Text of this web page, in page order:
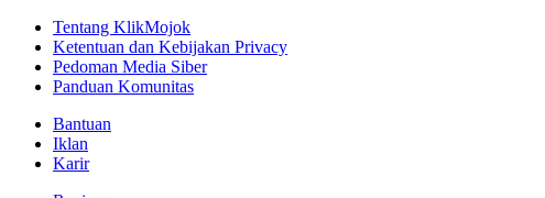
Tentang KlikMojok
Ketentuan dan Kebijakan Privacy
Pedoman Media Siber
Panduan Komunitas
Bantuan
Iklan
Karir